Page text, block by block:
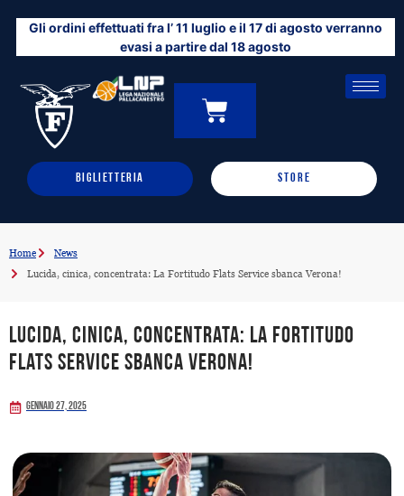
contenuto
Gli ordini effettuati fra l’ 11 luglio e il 17 di agosto verranno
evasi a partire dal 18 agosto
0
CARRELLO
BIGLIETTERIA STORE
Home
News
Lucida, cinica, concentrata: La Fortitudo Flats Service sbanca Verona!
Lucida, cinica, concentrata: La Fortitudo
Flats Service sbanca Verona!
Gennaio 27, 2025